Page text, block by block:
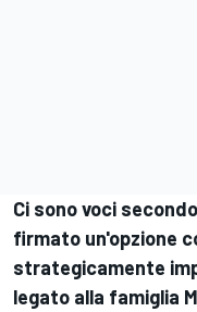
Ci sono voci
firmato un'opzione
strategicamente
legato alla famiglia